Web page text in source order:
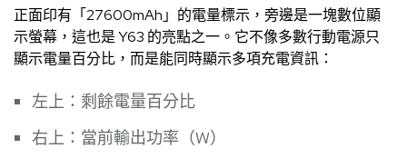
正面印有「27600mAh」的電量標示，旁邊是一塊數位顯
示螢幕，這也是 Y63 的亮點之一。它不像多數行動電源只
顯示電量百分比，而是能同時顯示多項充電資訊：
左上：剩餘電量百分比
右上：當前輸出功率（W）